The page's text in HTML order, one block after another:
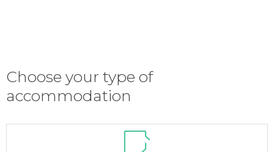
Choose your type of
accommodation